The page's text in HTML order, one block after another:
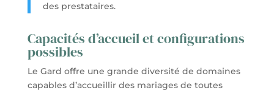
des prestataires.
Capacités d’accueil et configurations
possibles
Le Gard offre une grande diversité de domaines
capables d’accueillir des mariages de toutes